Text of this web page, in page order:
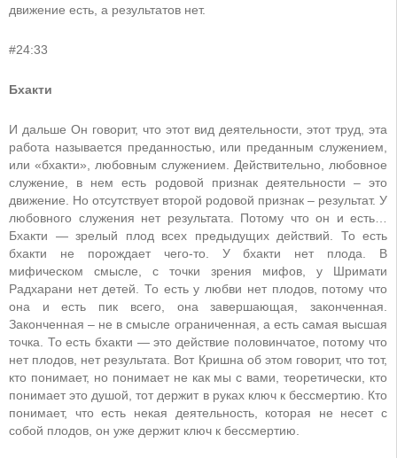
движение есть, а результатов нет.
#24:33
Бхакти
И дальше Он говорит, что этот вид деятельности, этот труд, эта
работа называется преданностью, или преданным служением,
или «бхакти», любовным служением. Действительно, любовное
служение, в нем есть родовой признак деятельности – это
движение. Но отсутствует второй родовой признак – результат. У
любовного служения нет результата. Потому что он и есть…
Бхакти — зрелый плод всех предыдущих действий. То есть
бхакти не порождает чего-то. У бхакти нет плода. В
мифическом смысле, с точки зрения мифов, у Шримати
Радхарани нет детей. То есть у любви нет плодов, потому что
она и есть пик всего, она завершающая, законченная.
Законченная – не в смысле ограниченная, а есть самая высшая
точка. То есть бхакти — это действие половинчатое, потому что
нет плодов, нет результата. Вот Кришна об этом говорит, что тот,
кто понимает, но понимает не как мы с вами, теоретически, кто
понимает это душой, тот держит в руках ключ к бессмертию. Кто
понимает, что есть некая деятельность, которая не несет с
собой плодов, он уже держит ключ к бессмертию.